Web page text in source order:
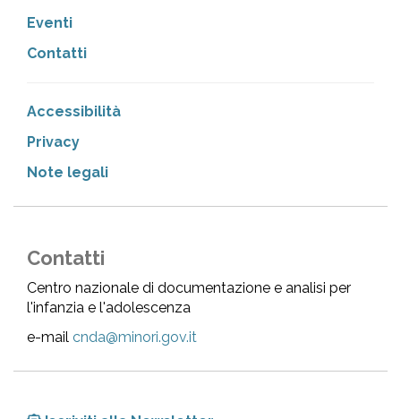
Eventi
Contatti
Accessibilità
Privacy
Note legali
Contatti
Centro nazionale di documentazione e analisi per
l'infanzia e l'adolescenza
e-mail cnda@minori.gov.it